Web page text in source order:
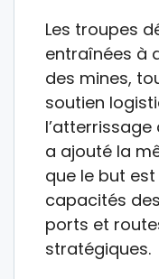
Les troupes
entraînées à
des mines,
soutien
l’atterrissage
a ajouté la
que le but
capacités
ports et
stratégiques.